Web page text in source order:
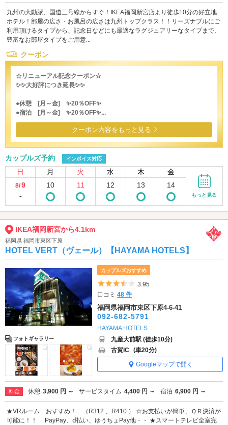
九州の大動脈、国道三号線からすぐ！IKEA福岡新宮店より徒歩10分の好立地
ホテル！部屋の広さ・お風呂の広さは九州トップクラス！！リーズナブルにご
利用頂けるタイプから、記念日などにも最適なラグジュアリーなタイプまで、
豊富なお部屋タイプをご用意...
クーポン
☆リニューアル記念クーポン☆
✨✨大好評につき延長✨✨
●休憩 [月～金] ✨20％OFF✨
●宿泊 [月～金] ✨20％OFF✨...
クーポン内容をもっと見る
カップルズ予約 インボイス対応
日 月 火 水 木 金
8/9
-
10 11 12 13 14
もっと見る
IKEA福岡新宮から4.1km
福岡県 福岡市東区下原
HOTEL VERT（ヴェール）【HAYAMA HOTELS】
フォトギャラリー
カップルズおすすめ
5つ星のうち3.5
3.95
口コミ48 件
福岡県福岡市東区下原4-6-41
092-682-5791
HAYAMA HOTELS
九産大前駅 (徒歩10分)
古賀IC (車20分)
Googleマップで開く
料金 休憩 3,900 円 ～ サービスタイム 4,400 円 ～ 宿泊 6,900 円 ～
★VRルーム おすすめ！ （R312 、R410 ） ☆お支払いが簡単、ＱＲ決済が
可能に！！ PayPay、ⅾ払い、ゆうちょPay他・・ ★スマートテレビ全室完